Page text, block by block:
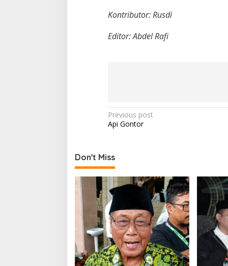
Kontributor: Rusdi
Editor: Abdel Rafi
P
o
t
n
a
v
i
g
a
t
Previous post
Api Gontor
Don't Miss